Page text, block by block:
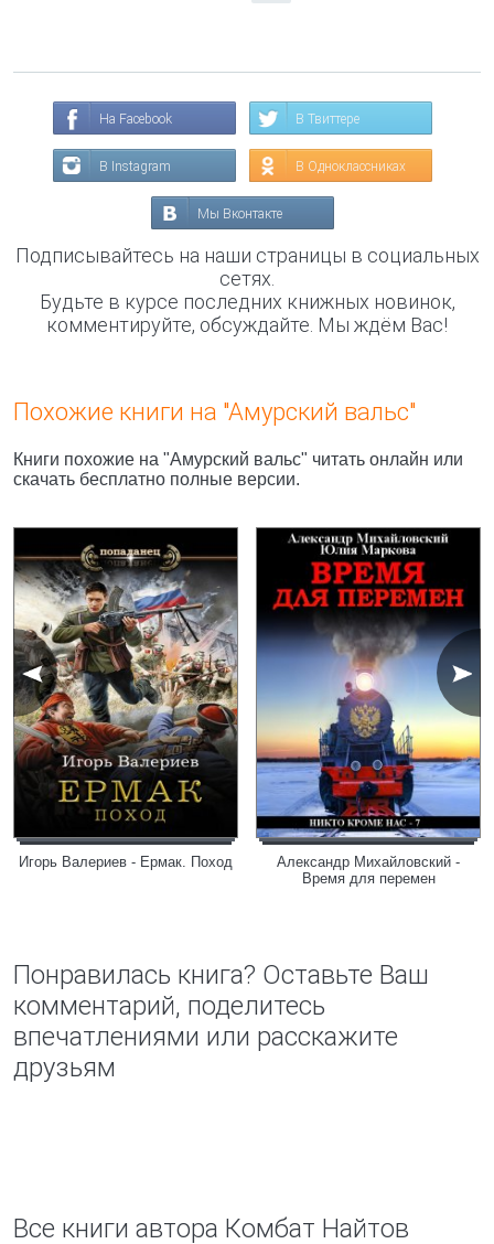
На Facebook В Твиттере
В Instagram В Одноклассниках
Мы Вконтакте
Подписывайтесь на наши страницы в социальных
сетях.
Будьте в курсе последних книжных новинок,
комментируйте, обсуждайте. Мы ждём Вас!
Похожие книги на "Амурский вальс"
Книги похожие на "Амурский вальс" читать онлайн или
скачать бесплатно полные версии.
Игорь Валериев - Ермак. Поход
Александр Михайловский -
Время для перемен
Понравилась книга? Оставьте Ваш
комментарий, поделитесь
впечатлениями или расскажите
друзьям
Все книги автора Комбат Найтов